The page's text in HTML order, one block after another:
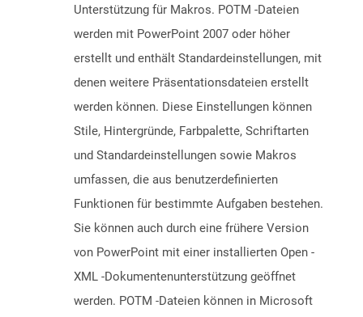
Unterstützung für Makros. POTM -Dateien
werden mit PowerPoint 2007 oder höher
erstellt und enthält Standardeinstellungen, mit
denen weitere Präsentationsdateien erstellt
werden können. Diese Einstellungen können
Stile, Hintergründe, Farbpalette, Schriftarten
und Standardeinstellungen sowie Makros
umfassen, die aus benutzerdefinierten
Funktionen für bestimmte Aufgaben bestehen.
Sie können auch durch eine frühere Version
von PowerPoint mit einer installierten Open -
XML -Dokumentenunterstützung geöffnet
werden. POTM -Dateien können in Microsoft